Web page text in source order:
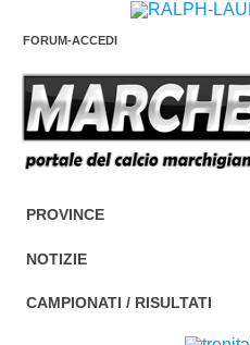
FORUM-ACCEDI
Contattaci
PROVINCE
EDIZIONE:
ANCONA
NOTIZIE
NOTIZIE:
CAMPIONATI / RISULTATI